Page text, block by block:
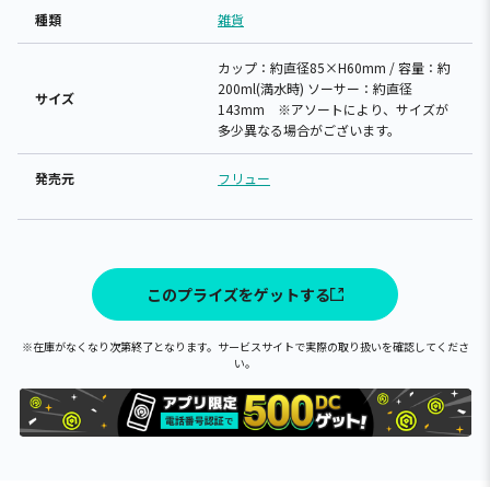
種類 雑貨
サイズ
カップ：約直径85×H60mm / 容量：約
200ml(満水時) ソーサー：約直径
143mm ※アソートにより、サイズが
多少異なる場合がございます。
発売元 フリュー
このプライズをゲットする
※在庫がなくなり次第終了となります。サービスサイトで実際の取り扱いを確認してくださ
い。